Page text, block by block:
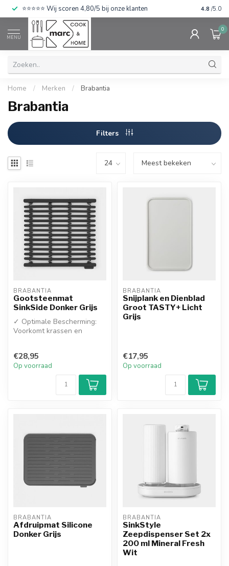
⭐⭐⭐⭐⭐ Wij scoren 4,80/5 bij onze klanten 4.8 /5.0
MENU
0
Home / Merken / Brabantia
Brabantia
Filters
BRABANTIA
Gootsteenmat
SinkSide Donker Grijs
✓ Optimale Bescherming:
Voorkomt krassen en
€28,95
Op voorraad
BRABANTIA
Snijplank en Dienblad
Groot TASTY+ Licht
Grijs
€17,95
Op voorraad
BRABANTIA
Afdruipmat Silicone
Donker Grijs
BRABANTIA
SinkStyle
Zeepdispenser Set 2x
200 ml Mineral Fresh
Wit